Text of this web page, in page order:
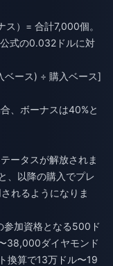
）= 合計7,000個。
式の0.032ドルに対
ベース) ÷ 購入ベース]
、ボーナスは40%と
ータスが解放されま
、以降の購入でプレ
れるようになりま
参加資格となる500ド
38,000ダイヤモンド
換算で13万ドル〜19